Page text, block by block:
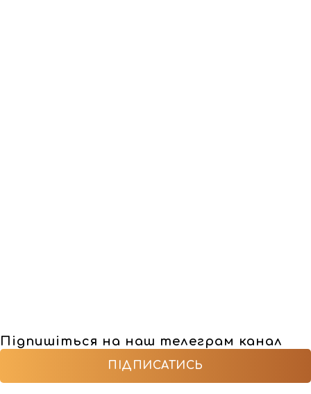
Підпишіться на наш телеграм канал
ПІДПИСАТИСЬ